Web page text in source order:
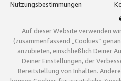
Nutzungsbestimmungen
Auf dieser Website verwenden
(zusammenfassend „Cookies“
anzubieten, einschließlich Deiner
Deiner Einstellungen, der
Bereitstellung von Inhalten.